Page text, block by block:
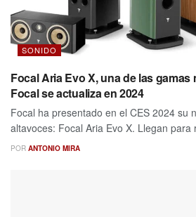
SONIDO
Focal Aria Evo X, una de las
Focal se actualiza en 2024
Focal ha presentado en el CES 2024 su
altavoces: Focal Aria Evo X. Llegan para
POR ANTONIO MIRA